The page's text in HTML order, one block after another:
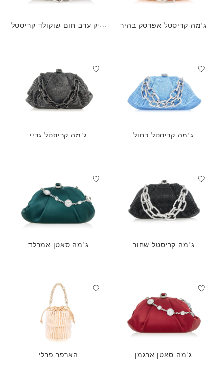
ג'מה קריסטל אפרסק בהיר
תיק ערב חום שוקולד קריסטל
ג'מה קריסטל כחול ג'מה קריסטל גריי
ג'מה קריסטל שחור ג'מה סאטן אמרלד
ג'מה סאטן ארגמן הארפר פרלי